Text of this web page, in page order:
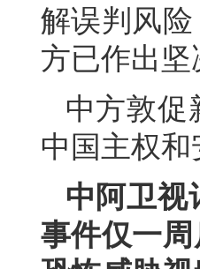
解误判风
方已作出
中方敦促
中国主权
中阿卫视
事件仅一